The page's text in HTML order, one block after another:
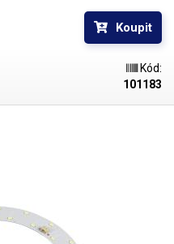
Koupit
Kód:
101183